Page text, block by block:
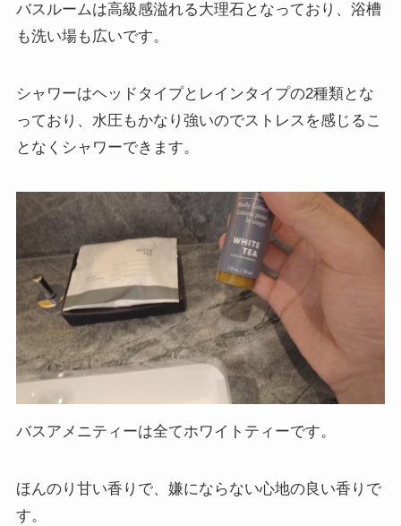
バスルームは高級感溢れる大理石となっており、浴槽
も洗い場も広いです。
シャワーはヘッドタイプとレインタイプの2種類とな
っており、水圧もかなり強いのでストレスを感じるこ
となくシャワーできます。
バスアメニティーは全てホワイトティーです。
ほんのり甘い香りで、嫌にならない心地の良い香りで
す。